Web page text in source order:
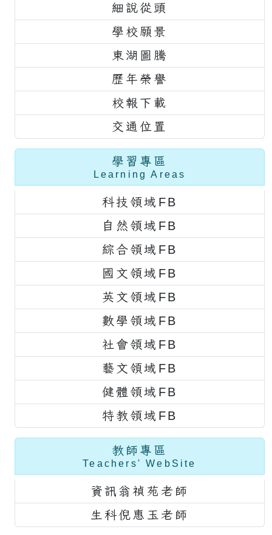
細說從頭
學校願景
東湖圖騰
歷年榮譽
校報下載
交通位置
學習專區
Learning Areas
科技領域FB
自然領域FB
綜合領域FB
國文領域FB
英文領域FB
數學領域FB
社會領域FB
藝文領域FB
健體領域FB
特教領域FB
教師專區
Teachers' WebSite
資訊翁禎苑老師
生科倪惠玉老師